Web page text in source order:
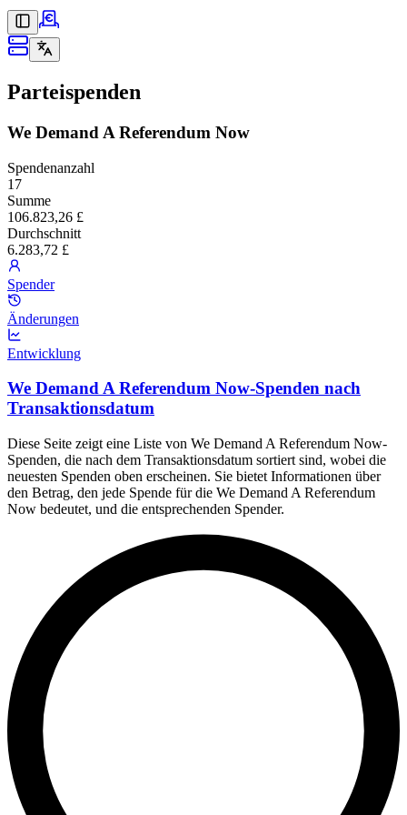
Parteispenden
We Demand A Referendum Now
Spendenanzahl
17
Summe
106.823,26 £
Durchschnitt
6.283,72 £
Spender
Änderungen
Entwicklung
We Demand A Referendum Now-Spenden nach
Transaktionsdatum
Diese Seite zeigt eine Liste von We Demand A Referendum Now-
Spenden, die nach dem Transaktionsdatum sortiert sind, wobei die
neuesten Spenden oben erscheinen. Sie bietet Informationen über
den Betrag, den jede Spende für die We Demand A Referendum
Now bedeutet, und die entsprechenden Spender.